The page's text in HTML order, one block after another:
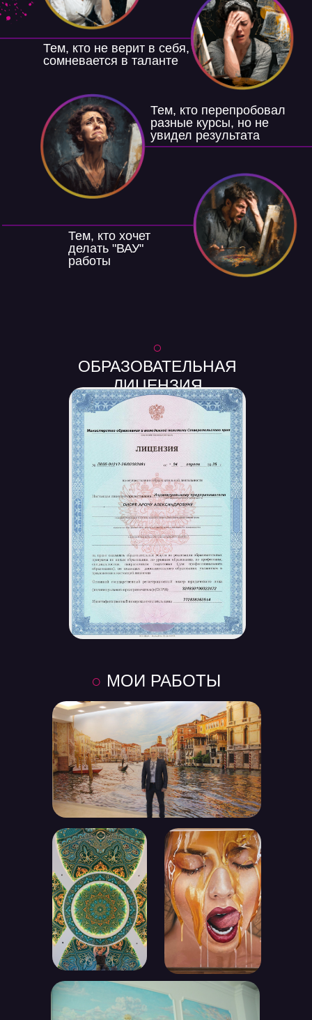
Тем, кто хочет
делать "ВАУ"
работы
Тем, кто перепробовал
разные курсы, но не
увидел результата
Тем, кто не верит в себя,
сомневается в таланте
○
ОБРАЗОВАТЕЛЬНАЯ
ЛИЦЕНЗИЯ
○ МОИ РАБОТЫ